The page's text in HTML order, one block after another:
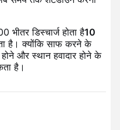
भीतर डिस्चार्ज होता है10
है। क्योंकि साफ करने के
और स्थान हवादार होने के
है।